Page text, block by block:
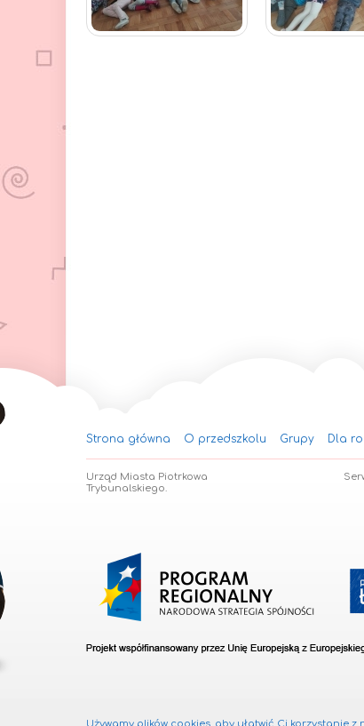
Strona główna O przedszkolu Grupy Dla
Urząd Miasta Piotrkowa
Trybunalskiego.